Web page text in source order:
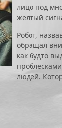
лицо под
желтый
Робот,
обращал
как будто
людей.